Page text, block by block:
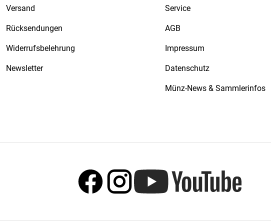
Versand
Rücksendungen
Widerrufsbelehrung
Newsletter
Service
AGB
Impressum
Datenschutz
Münz-News & Sammlerinfos